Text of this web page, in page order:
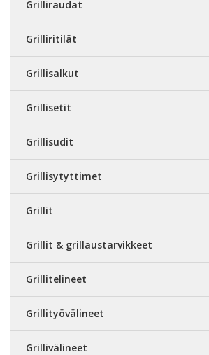
Grilliraudat
Grilliritilät
Grillisalkut
Grillisetit
Grillisudit
Grillisytyttimet
Grillit
Grillit & grillaustarvikkeet
Grillitelineet
Grillityövälineet
Grillivälineet